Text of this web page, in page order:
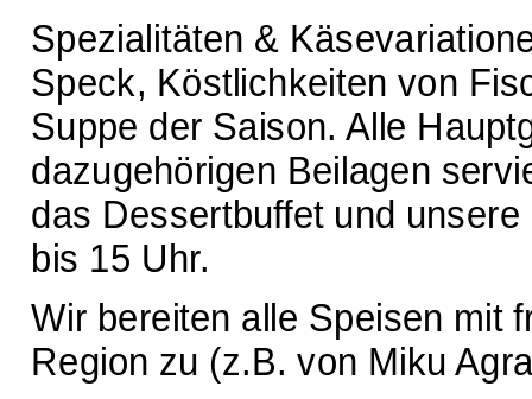
Spezialitäten &
Speck, Köstlichkeiten von
Suppe der Saison. Alle
dazugehörigen Beilagen
das Dessertbuffet und
bis 15 Uhr.
Wir bereiten alle Speisen mit
Region zu (z.B. von Miku